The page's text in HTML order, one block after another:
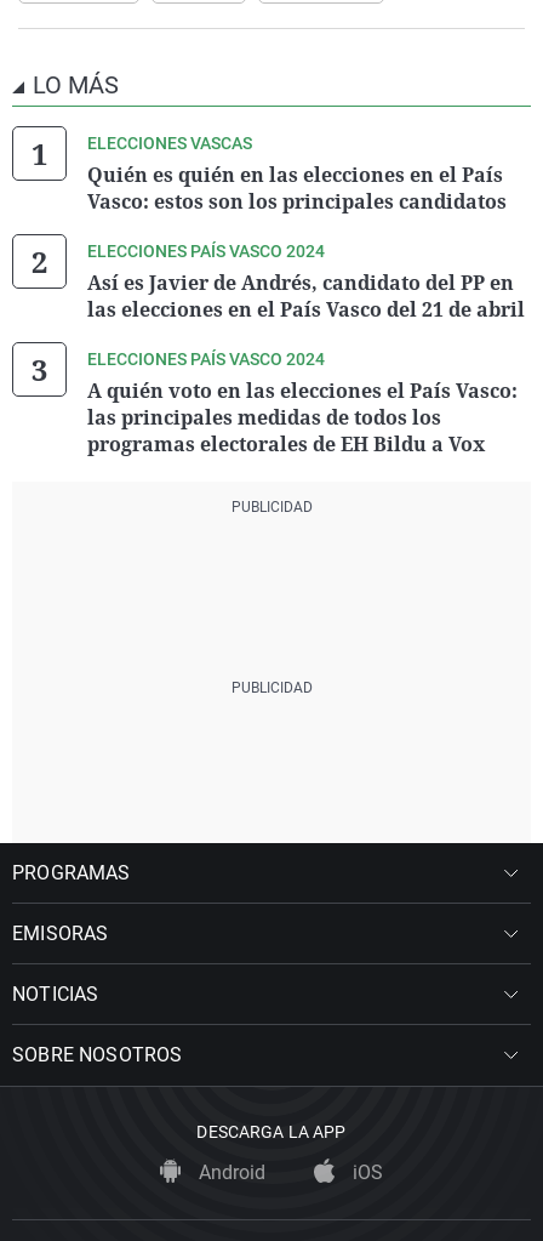
LO MÁS
ELECCIONES VASCAS
Quién es quién en las elecciones en el País
Vasco: estos son los principales candidatos
ELECCIONES PAÍS VASCO 2024
Así es Javier de Andrés, candidato del PP en
las elecciones en el País Vasco del 21 de abril
ELECCIONES PAÍS VASCO 2024
A quién voto en las elecciones el País Vasco:
las principales medidas de todos los
programas electorales de EH Bildu a Vox
PROGRAMAS
EMISORAS
NOTICIAS
SOBRE NOSOTROS
DESCARGA LA APP
Android iOS